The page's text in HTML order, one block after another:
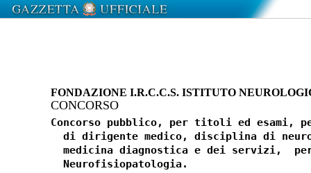
FONDAZIONE I.R.C.C.S. ISTITUTO
CONCORSO
Concorso pubblico, per titoli ed esami,
di dirigente medico, disciplina di
medicina diagnostica e dei servizi,